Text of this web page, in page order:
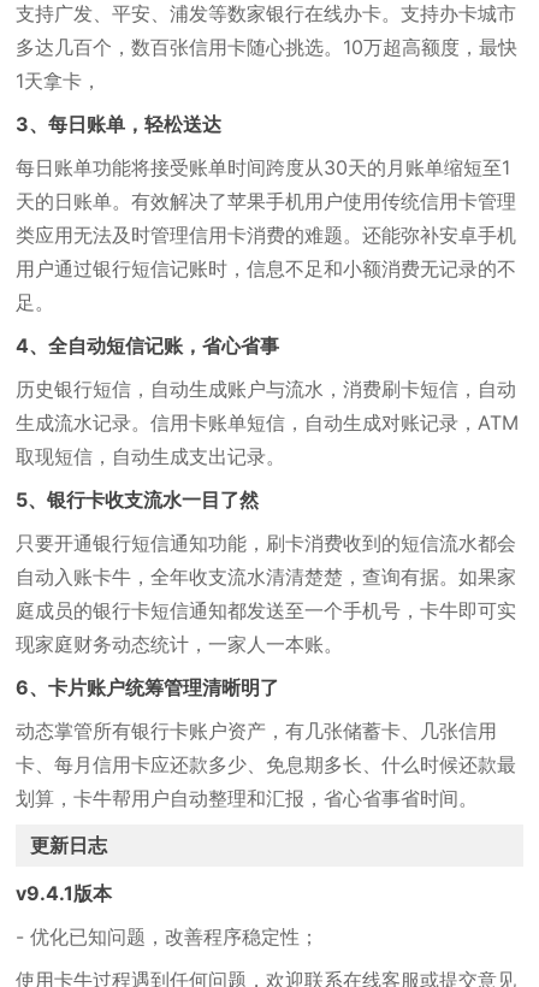
支持广发、平安、浦发等数家银行在线办卡。支持办卡城市
多达几百个，数百张信用卡随心挑选。10万超高额度，最快
1天拿卡，
3、每日账单，轻松送达
每日账单功能将接受账单时间跨度从30天的月账单缩短至1
天的日账单。有效解决了苹果手机用户使用传统信用卡管理
类应用无法及时管理信用卡消费的难题。还能弥补安卓手机
用户通过银行短信记账时，信息不足和小额消费无记录的不
足。
4、全自动短信记账，省心省事
历史银行短信，自动生成账户与流水，消费刷卡短信，自动
生成流水记录。信用卡账单短信，自动生成对账记录，ATM
取现短信，自动生成支出记录。
5、银行卡收支流水一目了然
只要开通银行短信通知功能，刷卡消费收到的短信流水都会
自动入账卡牛，全年收支流水清清楚楚，查询有据。如果家
庭成员的银行卡短信通知都发送至一个手机号，卡牛即可实
现家庭财务动态统计，一家人一本账。
6、卡片账户统筹管理清晰明了
动态掌管所有银行卡账户资产，有几张储蓄卡、几张信用
卡、每月信用卡应还款多少、免息期多长、什么时候还款最
划算，卡牛帮用户自动整理和汇报，省心省事省时间。
更新日志
v9.4.1版本
- 优化已知问题，改善程序稳定性；
使用卡牛过程遇到任何问题，欢迎联系在线客服或提交意见